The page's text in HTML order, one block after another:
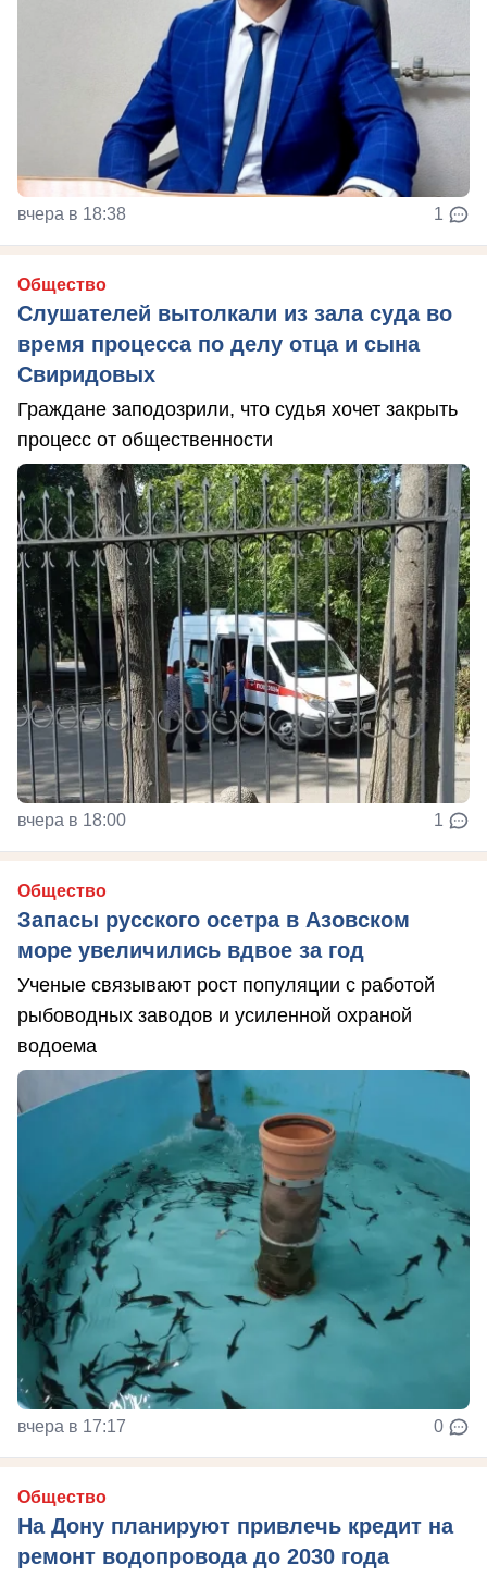
вчера в 18:38 1
Общество
Слушателей вытолкали из зала суда во
время процесса по делу отца и сына
Свиридовых
Граждане заподозрили, что судья хочет закрыть
процесс от общественности
вчера в 18:00 1
Общество
Запасы русского осетра в Азовском
море увеличились вдвое за год
Ученые связывают рост популяции с работой
рыбоводных заводов и усиленной охраной
водоема
вчера в 17:17 0
Общество
На Дону планируют привлечь кредит на
ремонт водопровода до 2030 года